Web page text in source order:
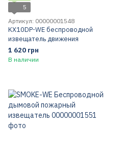
5
Артикул: 00000001548
KX10DP-WE беспроводной
извещатель движения
1 620 грн
В наличии